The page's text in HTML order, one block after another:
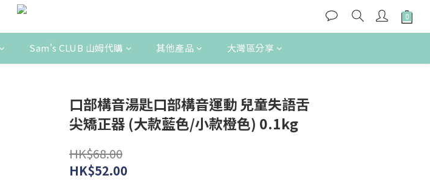
Sam's CLUB 山姆代購 其他產品 大灣區分享
口部構音湯匙口部構音運動 兒童失語舌
尖矯正器 (大款藍色/小款橙色) 0.1kg
HK$68.00
HK$52.00